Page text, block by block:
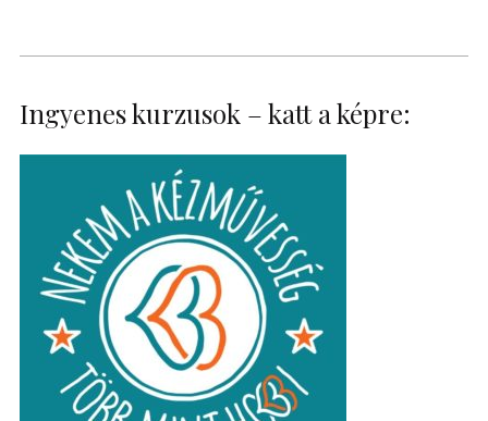
Ingyenes kurzusok – katt a képre: